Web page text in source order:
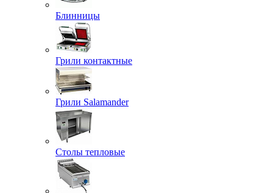
Блинницы
Грили контактные
Грили Salamander
Столы тепловые